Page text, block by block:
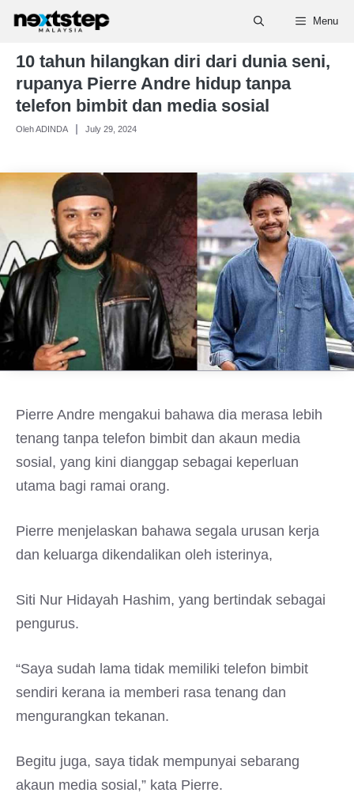
Skip
content
Menu
10 tahun hilangkan diri dari dunia seni,
rupanya Pierre Andre hidup tanpa
telefon bimbit dan media sosial
Oleh ADINDA July 29, 2024
Pierre Andre mengakui bahawa dia merasa lebih
tenang tanpa telefon bimbit dan akaun media
sosial, yang kini dianggap sebagai keperluan
utama bagi ramai orang.
Pierre menjelaskan bahawa segala urusan kerja
dan keluarga dikendalikan oleh isterinya,
Siti Nur Hidayah Hashim, yang bertindak sebagai
pengurus.
“Saya sudah lama tidak memiliki telefon bimbit
sendiri kerana ia memberi rasa tenang dan
mengurangkan tekanan.
Begitu juga, saya tidak mempunyai sebarang
akaun media sosial,” kata Pierre.